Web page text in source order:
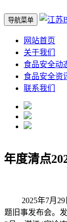
导航菜单
网站首页
关于我们
食品安全动
食品安全资
联系我们
年度清点
2025年7月29
题旧事发布会。